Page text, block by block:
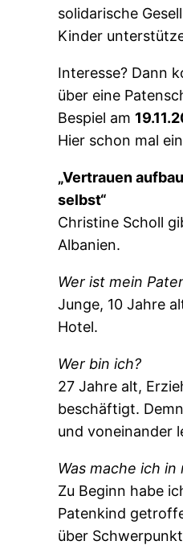
solidarische
Kinder
Interesse? Dann
über eine
Bespiel am
Hier schon mal
„Vertrauen
selbst“
Christine Scholl
Albanien.
Wer ist mein
Junge, 10 Jahre
Hotel.
Wer bin ich?
27 Jahre alt,
beschäftigt.
und voneinander
Was mache ich
Zu Beginn habe
Patenkind
über